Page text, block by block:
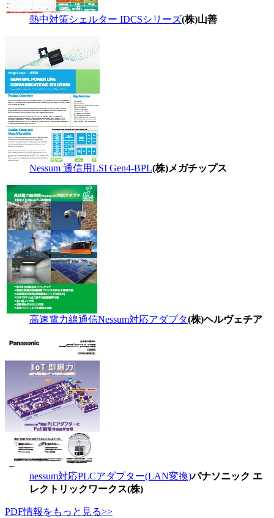
熱中対策シェルター IDCSシリーズ(株)山善
Nessum 通信用LSI Gen4-BPL(株)メガチップス
高速電力線通信Nessum対応アダプタ(株)ヘルヴェチア
nessum対応PLCアダプター(LAN変換)パナソニック エ
レクトリックワークス(株)
PDF情報をもっと見る>>